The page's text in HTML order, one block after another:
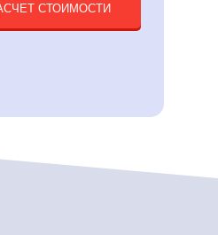
СТОИМОСТИ